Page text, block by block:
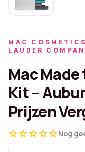
MAC
LAUDER
Mac Made
Kit –
Prijzen
starstarstarstarstarNog